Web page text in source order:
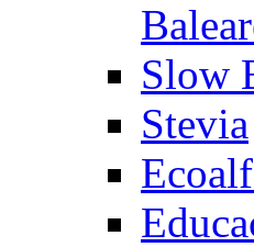
Slow
Stevia